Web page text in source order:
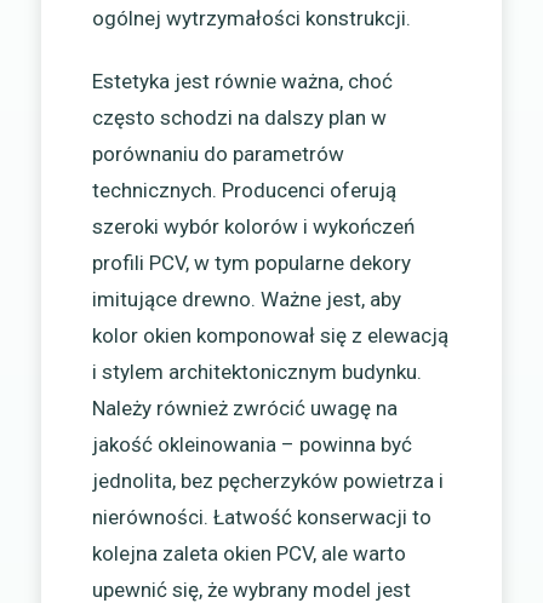
ogólnej wytrzymałości konstrukcji.
Estetyka jest równie ważna, choć
często schodzi na dalszy plan w
porównaniu do parametrów
technicznych. Producenci oferują
szeroki wybór kolorów i wykończeń
profili PCV, w tym popularne dekory
imitujące drewno. Ważne jest, aby
kolor okien komponował się z elewacją
i stylem architektonicznym budynku.
Należy również zwrócić uwagę na
jakość okleinowania – powinna być
jednolita, bez pęcherzyków powietrza i
nierówności. Łatwość konserwacji to
kolejna zaleta okien PCV, ale warto
upewnić się, że wybrany model jest